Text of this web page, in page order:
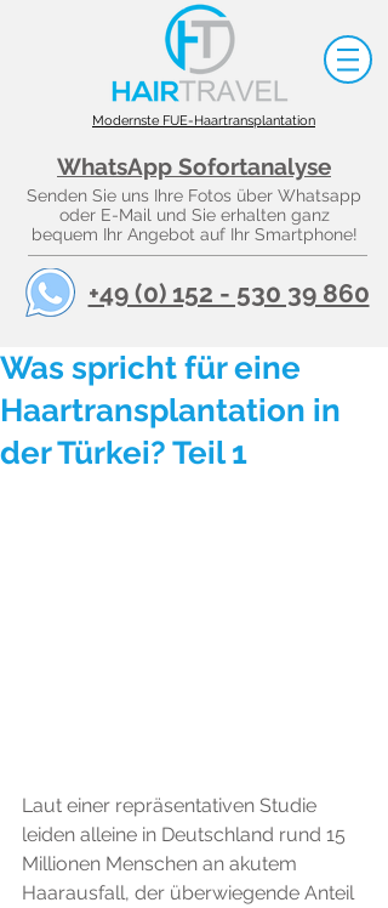
Modernste FUE-Haartransplantation
WhatsApp Sofortanalyse
Senden Sie uns Ihre Fotos über Whatsapp
oder E-Mail und Sie erhalten ganz
bequem Ihr Angebot auf Ihr Smartphone!
+49 (0) 152 - 530 39 860
Was spricht für eine
Haartransplantation in
der Türkei? Teil 1
Laut einer repräsentativen Studie
leiden alleine in Deutschland rund 15
Millionen Menschen an akutem
Haarausfall, der überwiegende Anteil